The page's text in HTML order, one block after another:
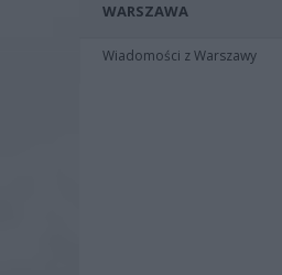
WARSZAWA
Wiadomości z Warszawy